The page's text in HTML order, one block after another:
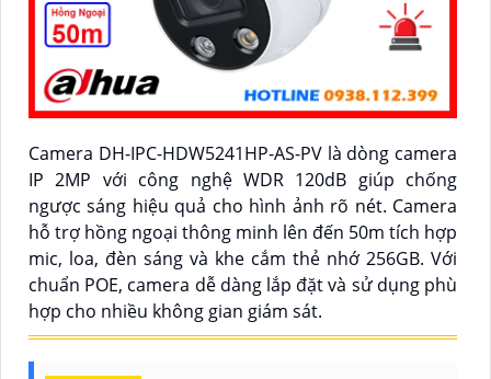
Camera DH-IPC-HDW5241HP-AS-PV là dòng camera
IP 2MP với công nghệ WDR 120dB giúp chống
ngược sáng hiệu quả cho hình ảnh rõ nét. Camera
hỗ trợ hồng ngoại thông minh lên đến 50m tích hợp
mic, loa, đèn sáng và khe cắm thẻ nhớ 256GB. Với
chuẩn POE, camera dễ dàng lắp đặt và sử dụng phù
hợp cho nhiều không gian giám sát.